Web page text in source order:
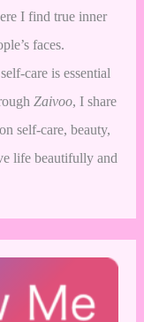
I find true inner
faces.
care is essential
Zaivoo, I share
self-care, beauty,
life beautifully and